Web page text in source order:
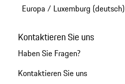
Europa / Luxemburg (deutsch)
Kontaktieren Sie uns
Haben Sie Fragen?
Kontaktieren Sie uns